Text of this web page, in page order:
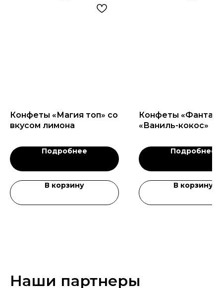
Конфеты «Магия топ» со
вкусом лимона
Подробнее
В корзину
Конфеты
«Ваниль-кокос»
Подробнее
В корзину
Наши партнеры